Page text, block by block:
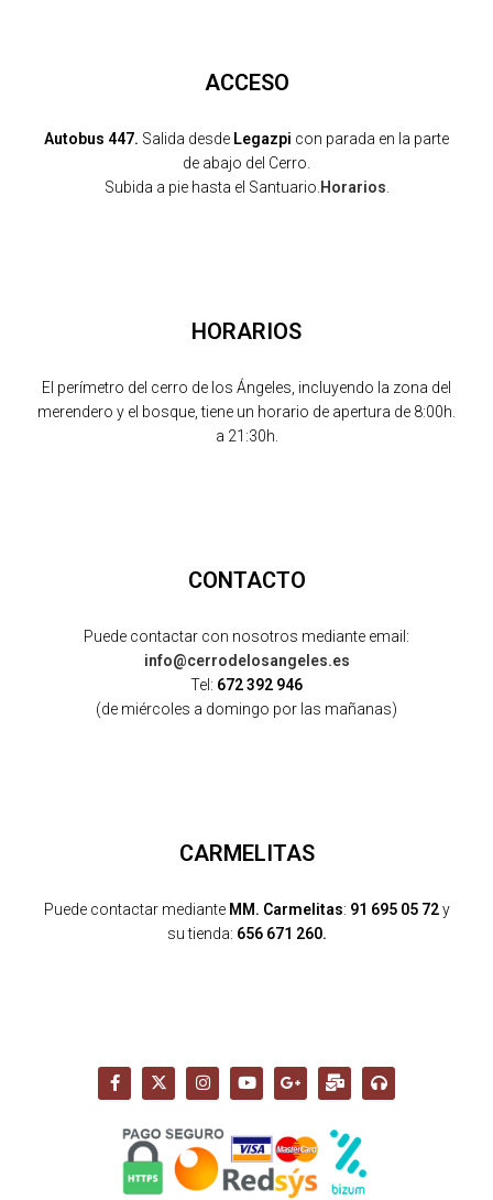
ACCESO
Autobus 447. Salida desde Legazpi con parada en la parte
de abajo del Cerro.
Subida a pie hasta el Santuario. Horarios
HORARIOS
El perímetro del cerro de los Ángeles, incluyendo la zona del
merendero y el bosque, tiene un horario de apertura de 8:00h.
a 21:30h.
CONTACTO
Puede contactar con nosotros mediante email:
info@cerrodelosangeles.es
Tel: 672 392 946
(de miércoles a domingo por las mañanas)
CARMELITAS
Puede contactar medianteMM. Carmelitas: 91 695 05 72y
su tienda: 656 671 260.